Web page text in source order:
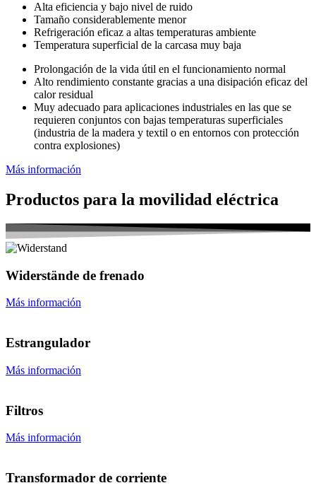
Alta eficiencia y bajo nivel de ruido
Tamaño considerablemente menor
Refrigeración eficaz a altas temperaturas ambiente
Temperatura superficial de la carcasa muy baja
Prolongación de la vida útil en el funcionamiento normal
Alto rendimiento constante gracias a una disipación eficaz del
calor residual
Muy adecuado para aplicaciones industriales en las que se
requieren conjuntos con bajas temperaturas superficiales
(industria de la madera y textil o en entornos con protección
contra explosiones)
Más información
Productos para la movilidad eléctrica
Widerstände de frenado
Más información
Estrangulador
Más información
Filtros
Más información
Transformador de corriente